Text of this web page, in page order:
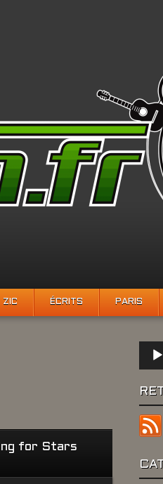
ZIC ÉCRITS PARIS
for Stars
audio